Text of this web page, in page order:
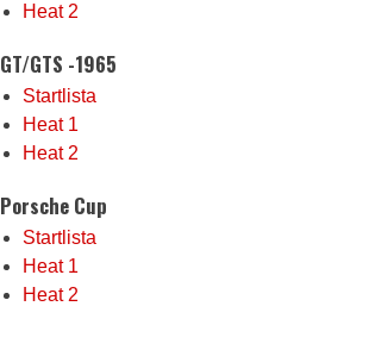
Heat 2
GT/GTS -1965
Startlista
Heat 1
Heat 2
Porsche Cup
Startlista
Heat 1
Heat 2